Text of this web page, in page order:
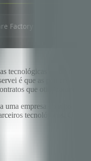
tecnológicas — de
é que as parcerias que
que otimizaram as
empresa com
tecnológicos. O